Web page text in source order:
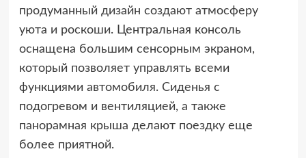
продуманный дизайн создают атмосферу
уюта и роскоши. Центральная консоль
оснащена большим сенсорным экраном,
который позволяет управлять всеми
функциями автомобиля. Сиденья с
подогревом и вентиляцией, а также
панорамная крыша делают поездку еще
более приятной.